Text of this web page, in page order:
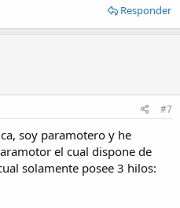
Responder
#7
soy paramotero y he
el cual dispone de
solamente posee 3 hilos: